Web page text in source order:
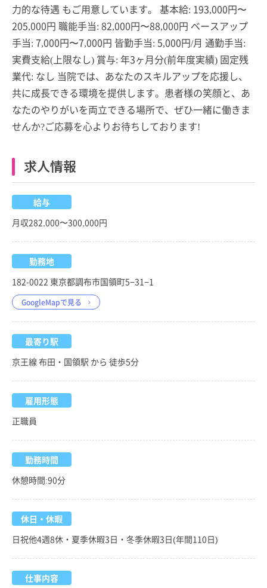
力的な待遇 もご用意しています。 基本給: 193,000円〜
205,000円 職能手当: 82,000円〜88,000円 ベースアップ
手当: 7,000円〜7,000円 皆勤手当: 5,000円/月 通勤手当:
実費支給(上限なし) 賞与: 年3ヶ月分(前年度実績) 固定残
業代: なし 当院では、あなたのスキルアップを応援し、
共に成長できる環境を提供します。患者様の笑顔と、あ
なたのやりがいを両立できる場所で、ぜひ一緒に働きま
せんか?ご応募を心よりお待ちしております!
求人情報
給与
月収282,000〜300,000円
勤務地
182-0022 東京都調布市国領町5−31−1
GoogleMapで見る
最寄り駅
京王線 布田・国領駅 から 徒歩5分
雇用形態
正職員
勤務時間
休憩時間:90分
休日・休暇
日祝他4週8休・夏季休暇3日・冬季休暇3日(年間110日)
仕事内容